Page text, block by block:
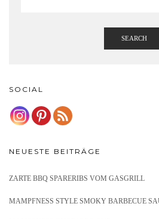
SEARCH
SOCIAL
NEUESTE BEITRÄGE
ZARTE BBQ SPARERIBS VOM GASGRILL
MAMPFNESS STYLE SMOKY BARBECUE